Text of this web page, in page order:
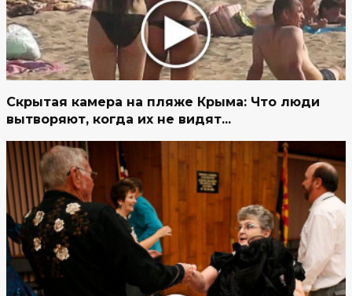
Скрытая камера на пляже Крыма: Что люди
вытворяют, когда их не видят...